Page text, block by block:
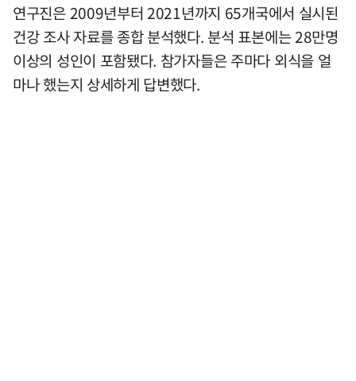
연구진은 2009년부터 2021년까지 65개국에서 실시된
건강 조사 자료를 종합 분석했다. 분석 표본에는 28만명
이상의 성인이 포함됐다. 참가자들은 주마다 외식을 얼
마나 했는지 상세하게 답변했다.